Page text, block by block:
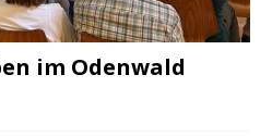
im Odenwald